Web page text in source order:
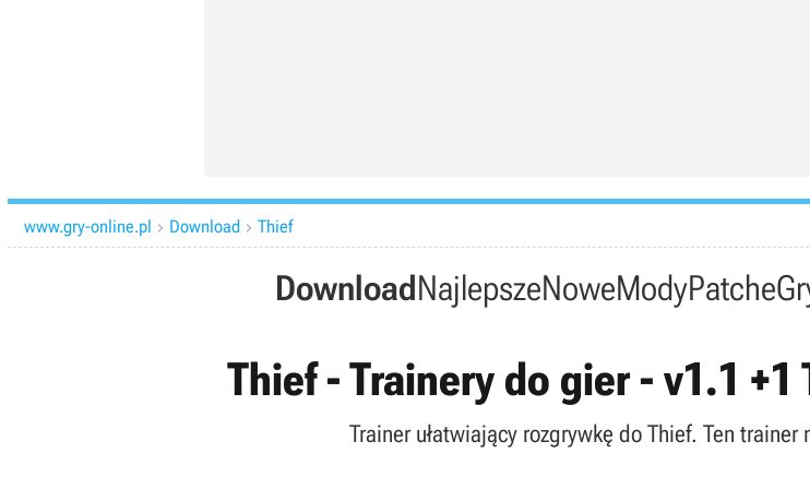
www.gry-online.pl  Download  Thief
DownloadNajlepszeNoweModyPatche
Thief - Trainery do gier - v1.1 +1
Trainer ułatwiający rozgrywkę do Thief. Ten trainer